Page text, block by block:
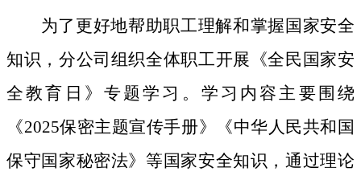
为了更好地帮助职工理解和掌握国家安全
知识，分公司组织全体职工开展《全民国家安
全教育日》专题学习。学习内容主要围绕
《2025保密主题宣传手册》《中华人民共和国
保守国家秘密法》等国家安全知识，通过理论